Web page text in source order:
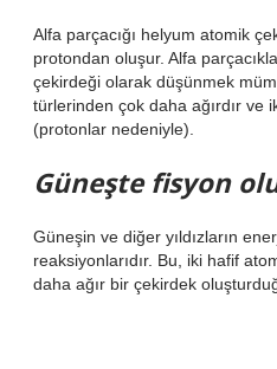
Alfa parçacığı helyum atomik
protondan oluşur. Alfa
çekirdeği olarak düşünmek
türlerinden çok daha ağırdır ve
(protonlar nedeniyle).
Güneşte fisyon
Güneşin ve diğer yıldızların
reaksiyonlarıdır. Bu, iki hafif
daha ağır bir çekirdek